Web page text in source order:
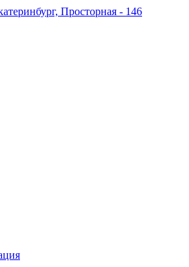
Просторная - 146